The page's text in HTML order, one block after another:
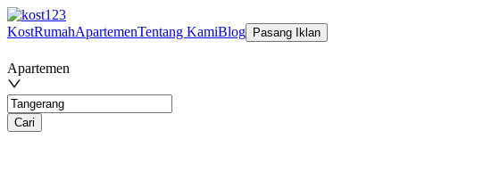
KostRumahApartemenTentang KamiBlog Pasang Iklan
Apartemen
Cari